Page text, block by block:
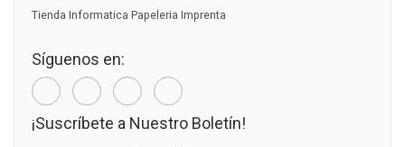
Tienda Informatica Papeleria Imprenta
Síguenos en:
¡Suscríbete a Nuestro Boletín!